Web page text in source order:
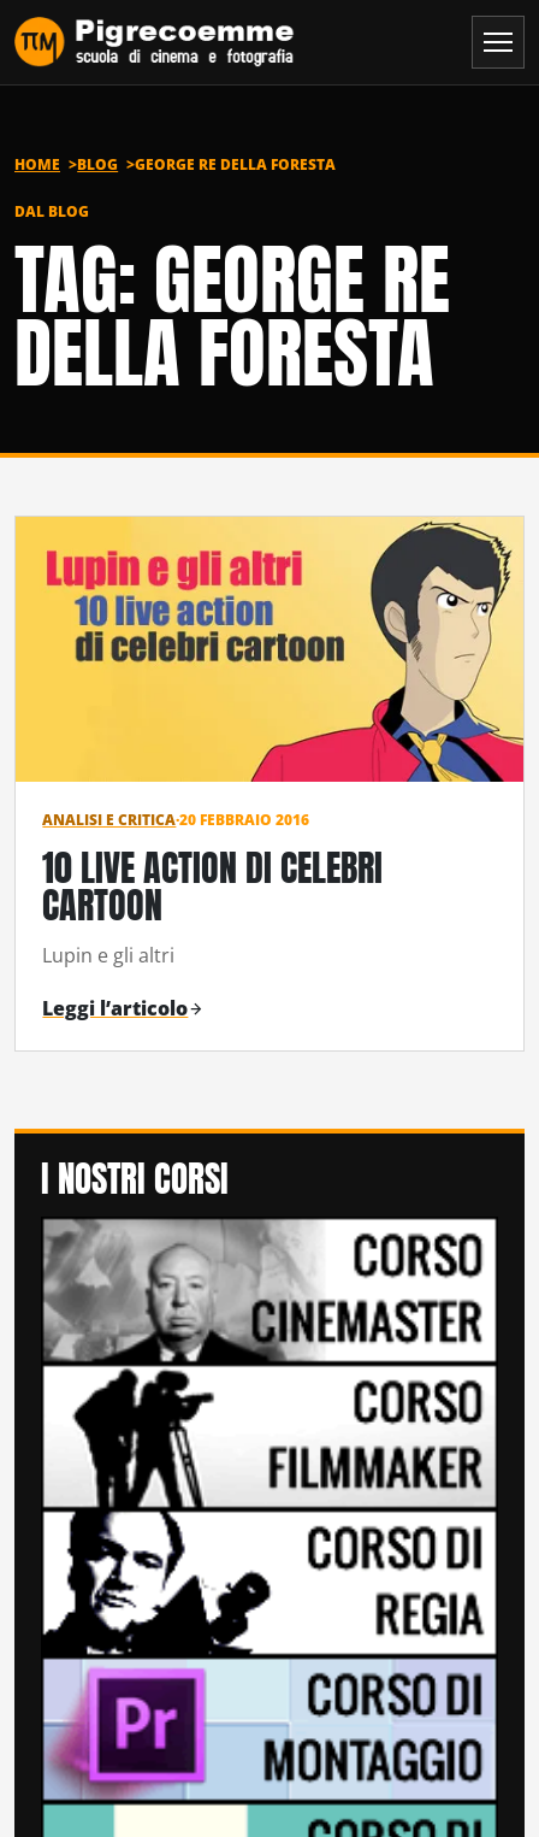
Vai al contenuto
HOME BLOG GEORGE RE DELLA FORESTA
DAL BLOG
TAG: GEORGE RE
DELLA FORESTA
ANALISI E CRITICA·20 FEBBRAIO 2016
10 LIVE ACTION DI CELEBRI
CARTOON
Lupin e gli altri
Leggi l’articolo
I NOSTRI CORSI